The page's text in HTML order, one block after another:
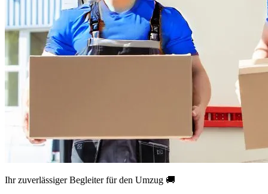
Ihr zuverlässiger Begleiter für den Umzug 🚚